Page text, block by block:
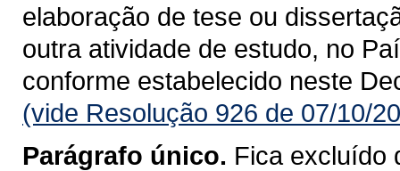
elaboração de tese ou
outra atividade de estudo, no
conforme estabelecido neste
(vide Resolução 926 de 07/10/
Parágrafo único. Fica excluído